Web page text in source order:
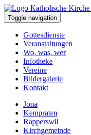
Toggle navigation
Gottesdienste
Veranstaltungen
Wo, was, wer
Infotheke
Vereine
Bildergalerie
Kontakt
Jona
Kempraten
Rapperswil
Kirchgemeinde